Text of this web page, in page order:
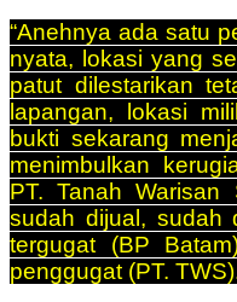
“Anehnya ada satu
nyata, lokasi yang
patut dilestarikan
lapangan, lokasi
bukti sekarang
menimbulkan
PT. Tanah Warisan
sudah dijual, sudah
tergugat (BP
penggugat (PT.